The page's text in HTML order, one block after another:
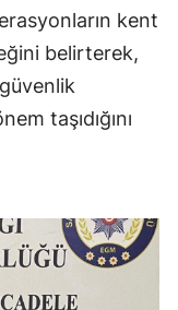
kent
belirterek,
taşıdığını